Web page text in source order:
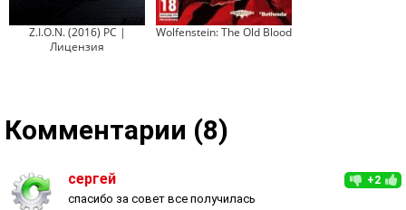
Z.I.O.N. (2016) PC |
Лицензия
Wolfenstein: The Old Blood
Комментарии (8)
+2
сергей
спасибо за совет все получилась